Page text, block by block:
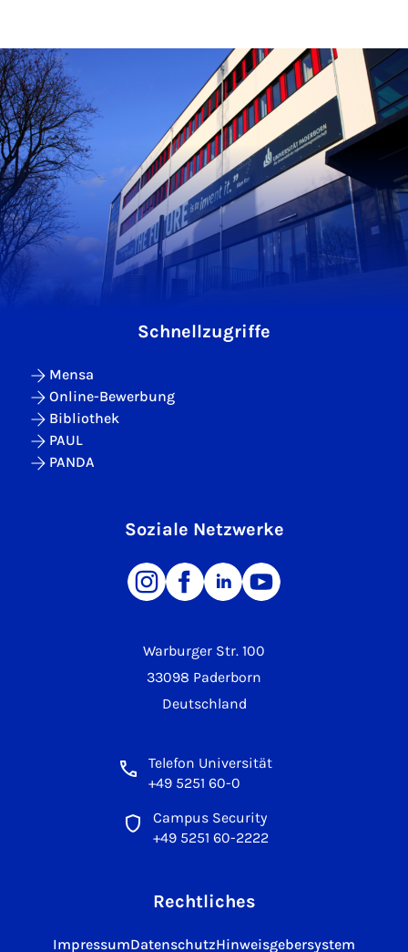
Warburger Str. 100
33098 Paderborn
Deutschland
Telefon Universität
+49 5251 60-0
Campus Security
+49 5251 60-2222
Schnellzugriffe
Mensa
Online-Bewerbung
Bibliothek
PAUL
PANDA
Soziale Netzwerke
Rechtliches
ImpressumDatenschutzHinweisgebersystem